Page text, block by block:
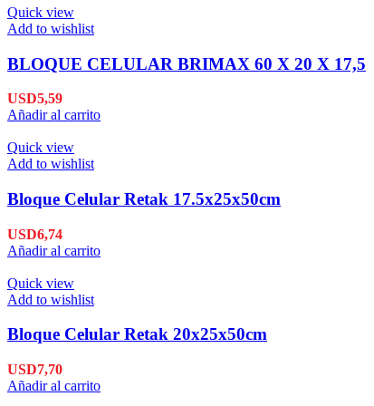
Quick view
Add to wishlist
BLOQUE CELULAR BRIMAX 60 X 20 X 17,5
USD5,59
Añadir al carrito
Quick view
Add to wishlist
Bloque Celular Retak 17.5x25x50cm
USD6,74
Añadir al carrito
Quick view
Add to wishlist
Bloque Celular Retak 20x25x50cm
USD7,70
Añadir al carrito